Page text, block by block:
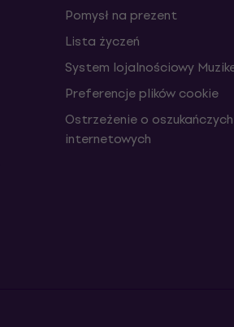
Pomysł na prezent
Lista życzeń
System lojalnościowy
Preferencje plików cookie
Ostrzeżenie o
internetowych